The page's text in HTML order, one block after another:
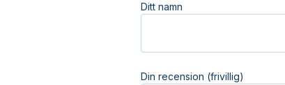
Ditt namn
Din recension (frivillig)